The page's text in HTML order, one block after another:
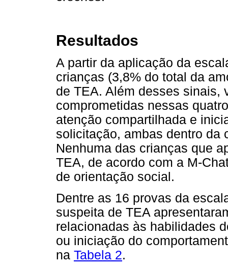
Resultados
A partir da aplicação da
crianças (3,8% do total da
de TEA. Além desses sinais,
comprometidas nessas
atenção compartilhada e
solicitação, ambas dentro da
Nenhuma das crianças que
TEA, de acordo com a M-
de orientação social.
Dentre as 16 provas da
suspeita de TEA
relacionadas às habilidades
ou iniciação do
na Tabela 2.